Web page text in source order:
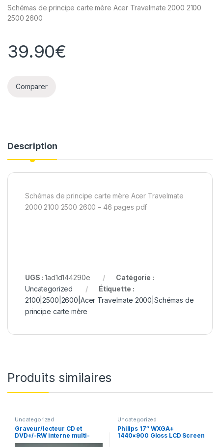
Schémas de principe carte mère Acer Travelmate 2000 2100
2500 2600
39.90€
Comparer
Description
Schémas de principe carte mère Acer Travelmate
2000 2100 2500 2600 – 46 pages pdf
UGS :1ad1d144290e
Catégorie :
Uncategorized
Étiquette :
2100|2500|2600|Acer Travelmate 2000|Schémas de
principe carte mère
Produits similaires
Uncategorized
Graveur/lecteur CD et
DVD+/-RW interne multi-
recorder portable AD-
Uncategorized
Philips 17″ WXGA+
1440×900 Gloss LCD Screen